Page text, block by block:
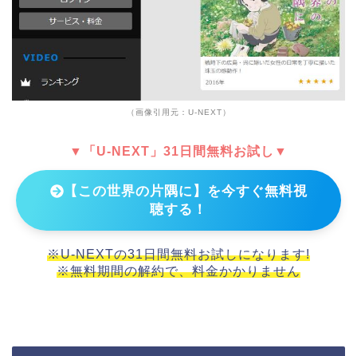
（画像引用元：U-NEXT）
▼「U-NEXT」31日間無料お試し▼
【この世界の片隅に】を今すぐ無料視
聴する！
※U-NEXTの31日間無料お試しになります!
※無料期間の解約で、料金かかりません